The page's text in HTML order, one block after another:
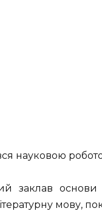
науковою
заклав
мову,